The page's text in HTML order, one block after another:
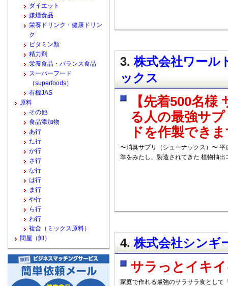
3.株式会社ワー
ックス
【先着500名
る人の最強サ
ドを作製でき
〜消臭サプリ（シューナックス）〜
準をみたし、製造されてきた 植物抽出
4.株式会社シンギ
サラっとイキ
家庭で作れる最強のサラサラ食として
ダイエット
嫌煙食品
栄養ドリンク・健康ドリン
ク
ビタミン類
精力剤
栄養食品・バランス食品
スーパーフード
（superfoods）
有機JAS
原料
その他
食品添加物
あ行
た行
か行
さ行
な行
は行
ま行
や行
ら行
わ行
複合（ミックス原料）
問屋（卸）